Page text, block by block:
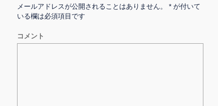
メールアドレスが公開されることはありません。 * が付いて
いる欄は必須項目です
コメント